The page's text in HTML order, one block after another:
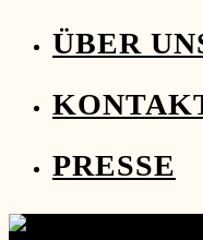
ÜBER
PRESSE